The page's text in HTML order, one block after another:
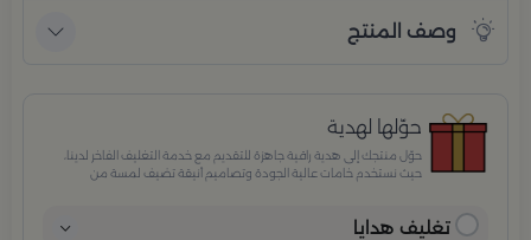
وصف المنتج
حوّلها لهدية
حوّل منتجك إلى هدية راقية جاهزة للتقديم مع خدمة التغليف الفاخر لدينا،
حيث نستخدم خامات عالية الجودة وتصاميم أنيقة تضيف لمسة من
تغليف هدايا